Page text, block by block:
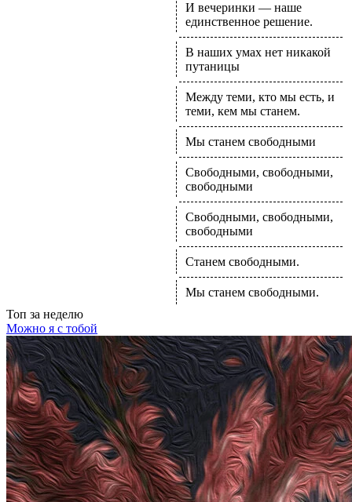
И вечеринки — наше
единственное решение.
В наших умах нет никакой
путаницы
Между теми, кто мы есть, и
теми, кем мы станем.
Мы станем свободными
Свободными, свободными,
свободными
Свободными, свободными,
свободными
Станем свободными.
Мы станем свободными.
Топ за неделю
Можно я с тобой